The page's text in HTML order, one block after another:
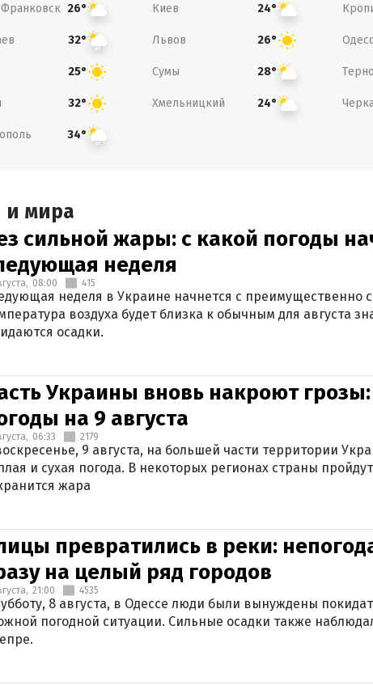
26° Киев 24°
32° Львов 26°
25° Сумы 28°
32° Хмельницкий 24°
34°
и мира
сильной жары: с какой погоды
неделя
08:00 415
неделя в Украине начнется с преимущественно
воздуха будет близка к обычным для августа
осадки.
Украины вновь накроют
на 9 августа
06:33 2179
9 августа, на большей части территории
и сухая погода. В некоторых регионах страны
жара
превратились в реки:
на целый ряд городов
21:00 4535
8 августа, в Одессе люди были вынуждены
погодной ситуации. Сильные осадки также